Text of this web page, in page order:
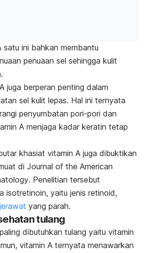
ini bahkan membantu
penuaan sel sehingga kulit
juga berperan penting dalam
sel kulit lepas. Hal ini ternyata
penyumbatan pori-pori dan
A menjaga kadar keratin tetap
khasiat vitamin A juga dibuktikan
di Journal of the American
. Penelitian tersebut
isotretinoin, yaitu jenis retinoid,
yang parah.
tulang
dibutuhkan tulang yaitu vitamin
vitamin A ternyata menawarkan